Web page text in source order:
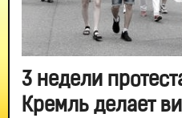
3 недели
Кремль делает